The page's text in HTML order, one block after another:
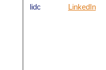
lidc LinkedIn